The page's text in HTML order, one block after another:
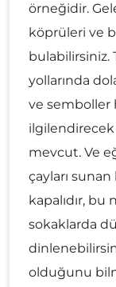
örneğidir.
köprüleri ve
bulabilirsiniz.
yollarında
ve semboller
mevcut. Ve
çayları
kapalıdır,
sokaklarda
olduğunu